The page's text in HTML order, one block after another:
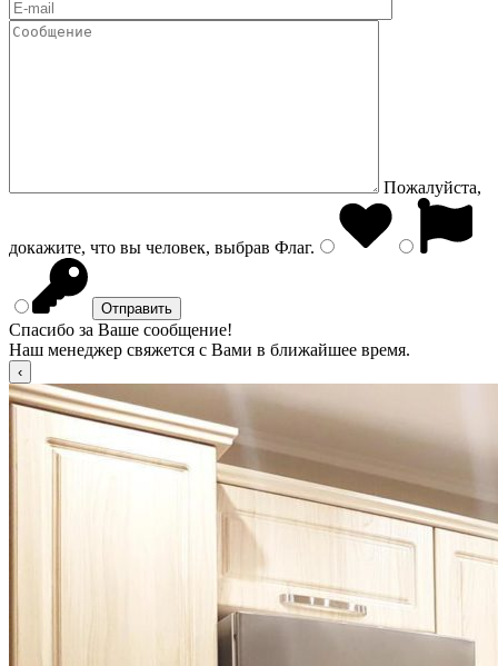
Пожалуйста,
докажите, что вы человек, выбрав Флаг.
Спасибо за Ваше сообщение!
Наш менеджер свяжется с Вами в ближайшее время.